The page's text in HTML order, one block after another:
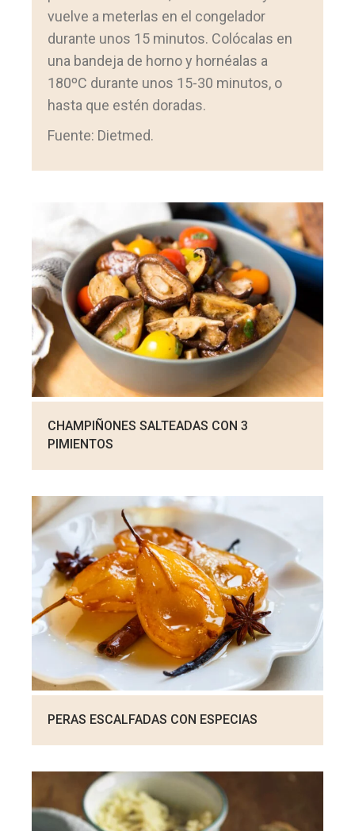
vuelve a meterlas en el congelador
durante unos 15 minutos. Colócalas en
una bandeja de horno y hornéalas a
180ºC durante unos 15-30 minutos, o
hasta que estén doradas.
Fuente: Dietmed.
CHAMPIÑONES SALTEADAS CON 3
PIMIENTOS
PERAS ESCALFADAS CON ESPECIAS